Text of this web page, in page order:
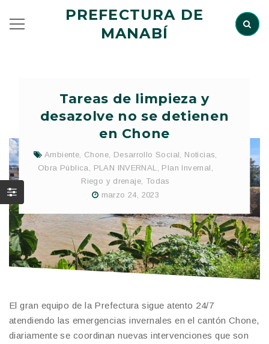
PREFECTURA DE
MANABÍ
Tareas de limpieza y
desazolve no se detienen
en Chone
Ambiente, Chone, Desarrollo Social, Noticias,
Obra Pública, PLAN INVERNAL, Plan Invernal ,
Riego y drenaje, Todas
marzo 24, 2023
El gran equipo de la Prefectura sigue atento 24/7
atendiendo las emergencias invernales en el cantón Chone,
diariamente se coordinan nuevas intervenciones que son